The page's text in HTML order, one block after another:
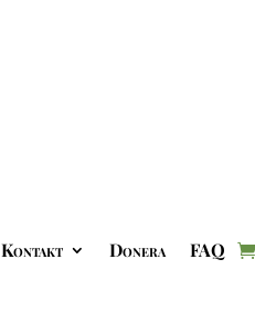
Kontakt Donera FAQ